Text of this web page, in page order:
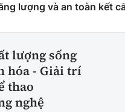
lượng và an toàn kết
lượng sống
hóa - Giải trí
thao
nghệ